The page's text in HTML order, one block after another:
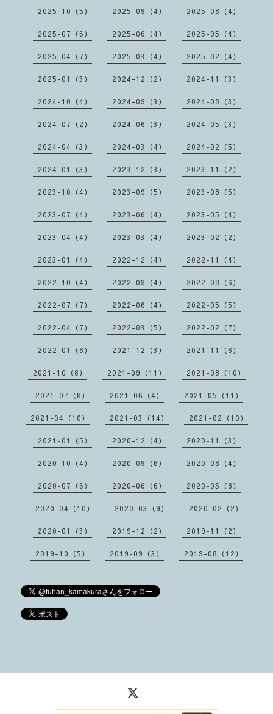
2025-10（5） 2025-09（4） 2025-08（4）
2025-07（6） 2025-06（4） 2025-05（4）
2025-04（7） 2025-03（4） 2025-02（4）
2025-01（3） 2024-12（2） 2024-11（3）
2024-10（4） 2024-09（3） 2024-08（3）
2024-07（2） 2024-06（3） 2024-05（3）
2024-04（3） 2024-03（4） 2024-02（5）
2024-01（3） 2023-12（3） 2023-11（2）
2023-10（4） 2023-09（5） 2023-08（5）
2023-07（4） 2023-06（4） 2023-05（4）
2023-04（4） 2023-03（4） 2023-02（2）
2023-01（4） 2022-12（4） 2022-11（4）
2022-10（4） 2022-09（4） 2022-08（6）
2022-07（7） 2022-06（4） 2022-05（5）
2022-04（7） 2022-03（5） 2022-02（7）
2022-01（8） 2021-12（3） 2021-11（6）
2021-10（8） 2021-09（11） 2021-08（10）
2021-07（8） 2021-06（4） 2021-05（11）
2021-04（10） 2021-03（14） 2021-02（10）
2021-01（5） 2020-12（4） 2020-11（3）
2020-10（4） 2020-09（6） 2020-08（4）
2020-07（6） 2020-06（6） 2020-05（8）
2020-04（10） 2020-03（9） 2020-02（2）
2020-01（3） 2019-12（2） 2019-11（2）
2019-10（5） 2019-09（3） 2019-08（12）